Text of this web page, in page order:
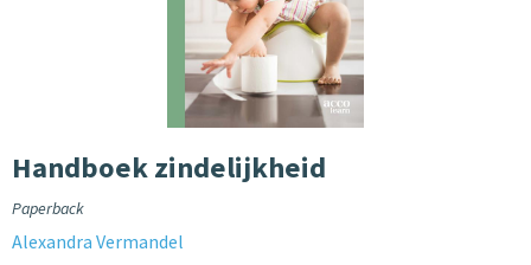
Handboek zindelijkheid
Paperback
Alexandra Vermandel